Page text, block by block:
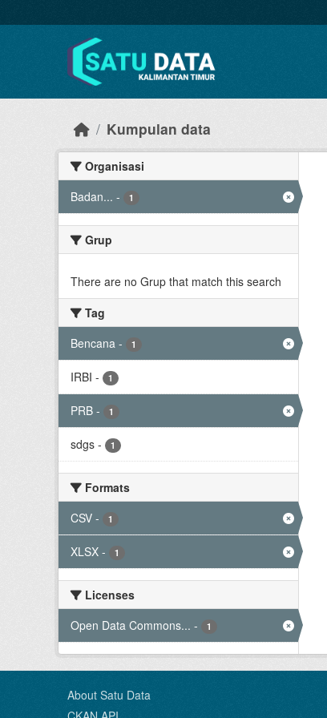
Kumpulan data
Organisasi
Badan... - 1
Grup
There are no Grup that match this search
Tag
Bencana - 1
IRBI - 1
PRB - 1
sdgs - 1
Formats
CSV - 1
XLSX - 1
Licenses
Open Data Commons... - 1
About Satu Data